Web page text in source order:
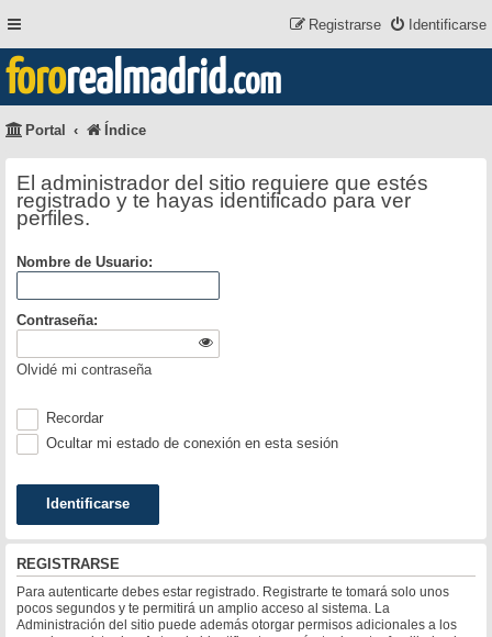
Identificarse
Registrarse
fororealmadrid.com
Portal Índice
El administrador del sitio requiere que estés
registrado y te hayas identificado para ver
perfiles.
Nombre de Usuario:
Contraseña:
Olvidé mi contraseña
Recordar
Ocultar mi estado de conexión en esta sesión
REGISTRARSE
Para autenticarte debes estar registrado. Registrarte te tomará solo unos
pocos segundos y te permitirá un amplio acceso al sistema. La
Administración del sitio puede además otorgar permisos adicionales a los